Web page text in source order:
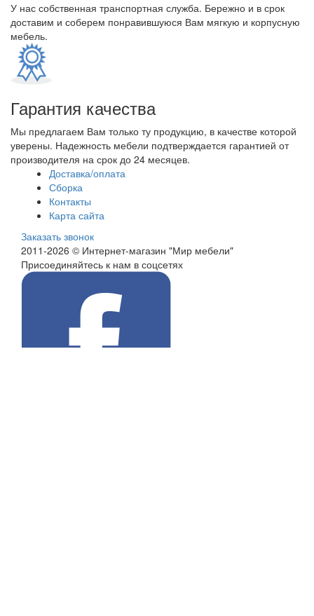
У нас собственная транспортная служба. Бережно и в срок
доставим и соберем понравившуюся Вам мягкую и корпусную
мебель.
Гарантия качества
Мы предлагаем Вам только ту продукцию, в качестве которой
уверены. Надежность мебели подтверждается гарантией от
производителя на срок до 24 месяцев.
Доставка/оплата
Сборка
Контакты
Карта сайта
Заказать звонок
2011-2026 © Интернет-магазин "Мир мебели"
Присоединяйтесь к нам в соцсетях